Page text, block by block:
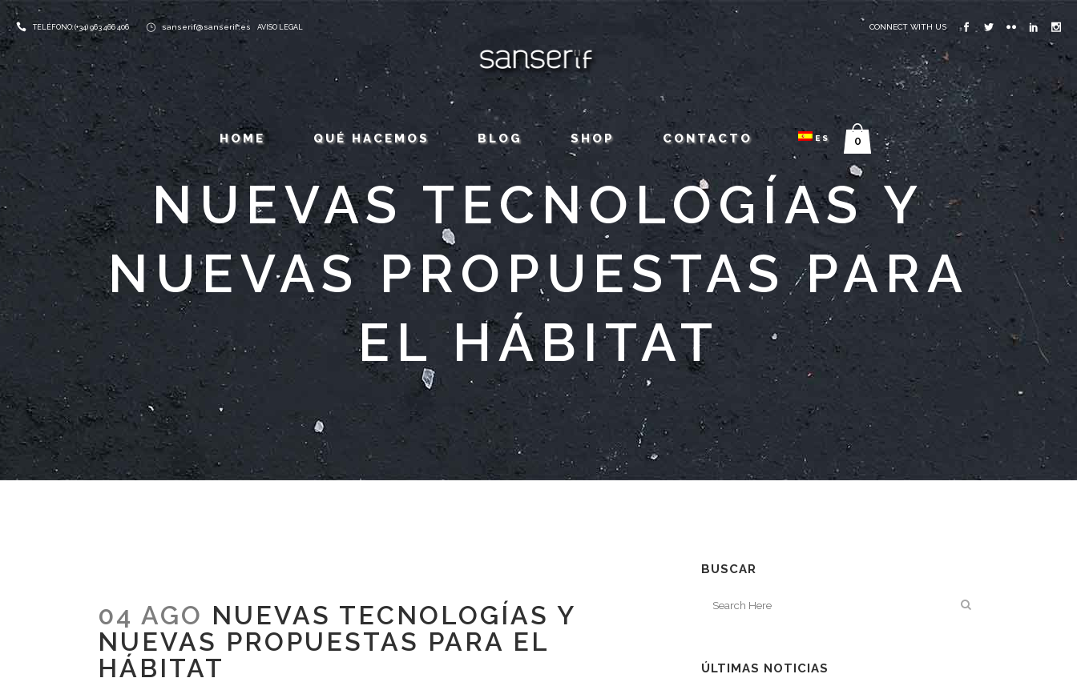
TELÉFONO: (+34) 963 466 406 sanserif@sanserif.es AVISO LEGAL CONNECT WITH US
HOME QUÉ HACEMOS BLOG SHOP CONTACTO ES 0
NUEVAS TECNOLOGÍAS Y
NUEVAS PROPUESTAS PARA
EL HÁBITAT
04 AGO NUEVAS TECNOLOGÍAS Y
NUEVAS PROPUESTAS PARA EL
HÁBITAT
BUSCAR
ÚLTIMAS NOTICIAS